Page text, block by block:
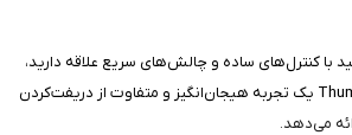
با کنترل‌های ساده و چالش‌های سریع علاقه دارید،
Thumb Drift - Furious Racing یک تجربه هیجان‌انگیز و متفاوت از دریفت‌کردن
می‌دهد.